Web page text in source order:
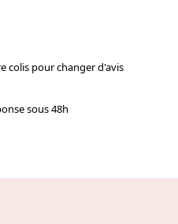
colis pour changer d'avis
sous 48h